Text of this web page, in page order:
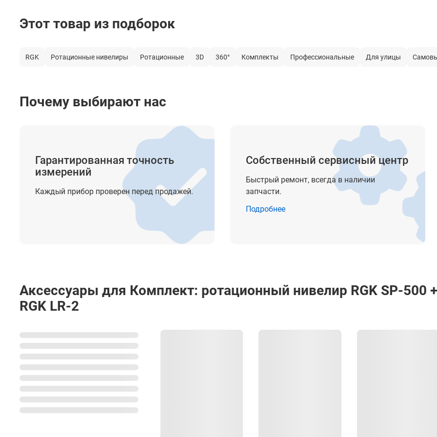
Тип компенсатора
Крепление на штатив
LI-ion аккумулятор 8000 мАч USB Type-C
Класс лазера 2
Длина волны 635 нм
< 1 мВт
Температура хранения от -20° до +50°С
Размеры
Этот товар из подборок
RGK Ротационные нивелиры Ротационные 3D 360° Комплекты Профессиональные Для улицы
Почему выбирают нас
Гарантированная точность
измерений
Каждый прибор проверен перед продажей.
Собственный сервисный центр
Быстрый ремонт, всегда в наличии
запчасти.
Подробнее
Аксессуары для Комплект: ротационный нивелир RGK SP-500
RGK LR-2